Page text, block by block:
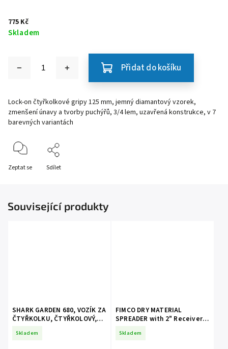
775 Kč
Skladem
Přidat do košíku
Lock-on čtyřkolkové gripy 125 mm, jemný diamantový vzorek,
zmenšení únavy a tvorby puchýřů, 3/4 lem, uzavřená konstrukce, v 7
barevných variantách
Zeptat se Sdílet
Související produkty
SHARK GARDEN 680, VOZÍK ZA
ČTYŘKOLKU, ČTYŘKOLOVÝ,
Skladem
FIMCO DRY MATERIAL
SPREADER with 2" Receiver
Skladem